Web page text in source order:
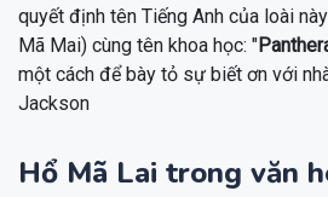
quyết định tên Tiếng Anh của loài
Mã Mai) cùng tên khoa học: "
một cách để bày tỏ sự biết ơn với
Jackson
Hổ Mã Lai trong văn